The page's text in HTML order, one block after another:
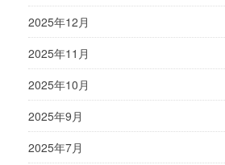
2025年12月
2025年11月
2025年10月
2025年9月
2025年7月